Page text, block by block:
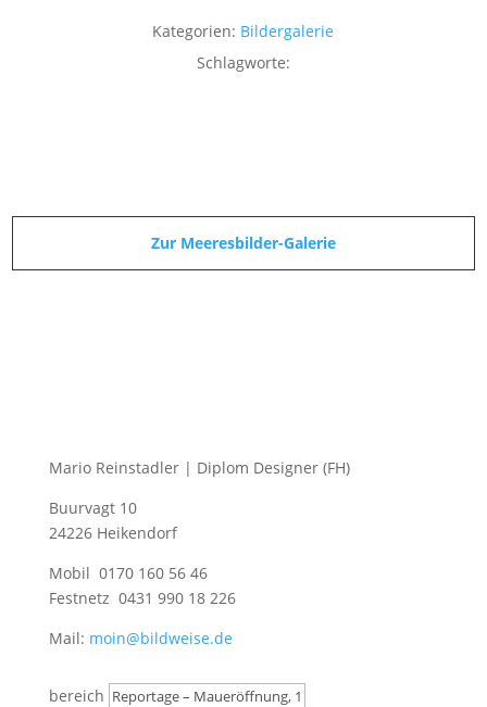
Kategorien: Bildergalerie
Schlagworte:
Zur Meeresbilder-Galerie
Mario Reinstadler | Diplom Designer (FH)
Buurvagt 10
24226 Heikendorf
Mobil 0170 160 56 46
Festnetz 0431 990 18 226
Mail: moin@bildweise.de
bereich